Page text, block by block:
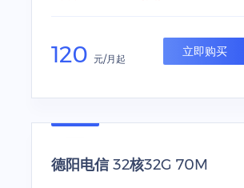
120 元/月起
立即购买
德阳电信 32核32G 70M